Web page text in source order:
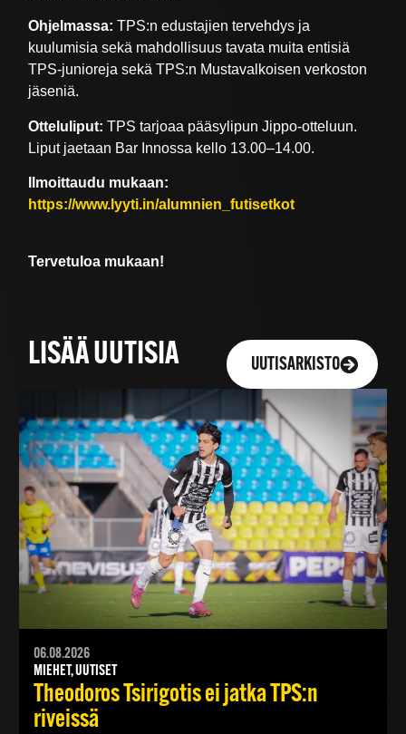
Ohjelmassa: TPS:n edustajien tervehdys ja
kuulumisia sekä mahdollisuus tavata muita entisiä
TPS-junioreja sekä TPS:n Mustavalkoisen verkoston
jäseniä.
Otteluliput: TPS tarjoaa pääsylipun Jippo-otteluun.
Liput jaetaan Bar Innossa kello 13.00–14.00.
Ilmoittaudu mukaan:
https://www.lyyti.in/alumnien_futisetkot
Tervetuloa mukaan!
LISÄÄ UUTISIA UUTISARKISTO
06.08.2026
MIEHET, UUTISET
Theodoros Tsirigotis ei jatka TPS:n
riveissä